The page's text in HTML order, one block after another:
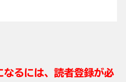
なるには、読者登録が必